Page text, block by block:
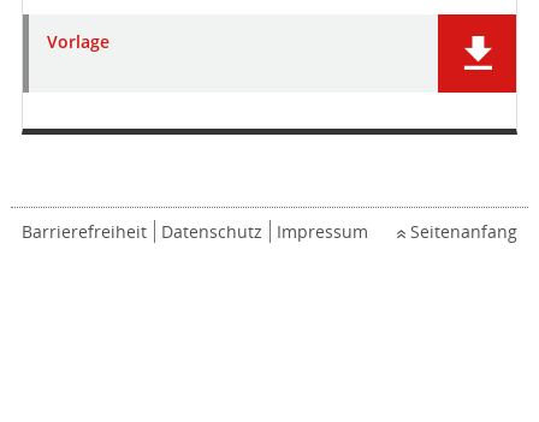
Vorlage
Barrierefreiheit Datenschutz Impressum Seitenanfang